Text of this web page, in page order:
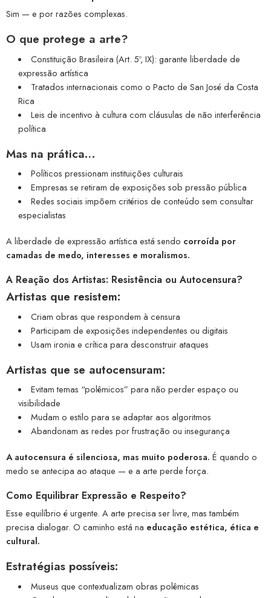
Sim — e por razões complexas.
O que protege a arte?
Constituição Brasileira (Art. 5º, IX): garante liberdade de
expressão artística
Tratados internacionais como o Pacto de San José da Costa
Rica
Leis de incentivo à cultura com cláusulas de não interferência
política
Mas na prática…
Políticos pressionam instituições culturais
Empresas se retiram de exposições sob pressão pública
Redes sociais impõem critérios de conteúdo sem consultar
especialistas
A liberdade de expressão artística está sendo corroída por
camadas de medo, interesses e moralismos.
A Reação dos Artistas: Resistência ou Autocensura?
Artistas que resistem:
Criam obras que respondem à censura
Participam de exposições independentes ou digitais
Usam ironia e crítica para desconstruir ataques
Artistas que se autocensuram:
Evitam temas “polêmicos” para não perder espaço ou
visibilidade
Mudam o estilo para se adaptar aos algoritmos
Abandonam as redes por frustração ou insegurança
A autocensura é silenciosa, mas muito poderosa. É quando o
medo se antecipa ao ataque — e a arte perde força.
Como Equilibrar Expressão e Respeito?
Esse equilíbrio é urgente. A arte precisa ser livre, mas também
precisa dialogar. O caminho está na educação estética, ética e
cultural.
Estratégias possíveis:
Museus que contextualizam obras polêmicas